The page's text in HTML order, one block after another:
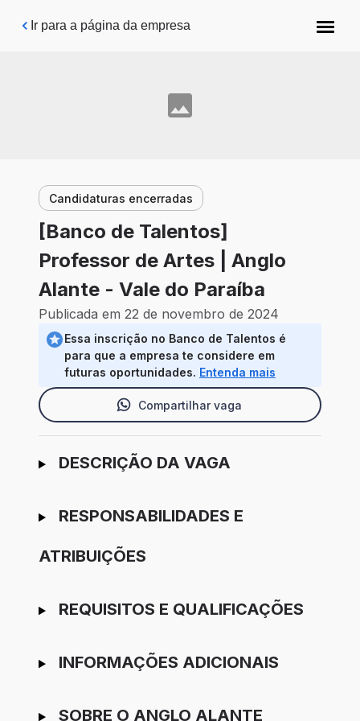
Pular para o conteúdo principal
Ir para a página da empresa
Candidaturas encerradas
[Banco de Talentos]
Professor de Artes | Anglo
Alante - Vale do Paraíba
Publicada em 22 de novembro de 2024
Essa inscrição no Banco de Talentos é
para que a empresa te considere em
futuras oportunidades. Entenda mais
Compartilhar vaga
Ir para candidatura
DESCRIÇÃO DA VAGA
RESPONSABILIDADES E
ATRIBUIÇÕES
REQUISITOS E QUALIFICAÇÕES
INFORMAÇÕES ADICIONAIS
SOBRE O ANGLO ALANTE